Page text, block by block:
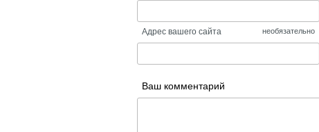
Адрес вашего сайта необязательно
Ваш комментарий